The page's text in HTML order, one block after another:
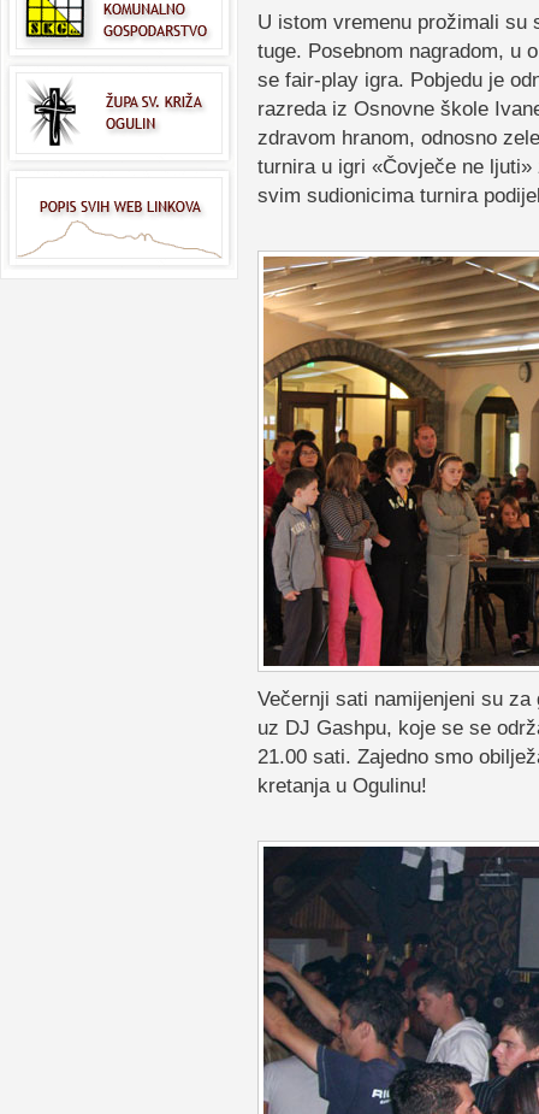
U istom vremenu prožimali su
tuge. Posebnom nagradom, u
se fair-play igra. Pobjedu je
razreda iz Osnovne škole
zdravom hranom, odnosno
turnira u igri «Čovječe ne
svim sudionicima turnira
Večernji sati namijenjeni su
uz DJ Gashpu, koje se se
21.00 sati. Zajedno smo
kretanja u Ogulinu!